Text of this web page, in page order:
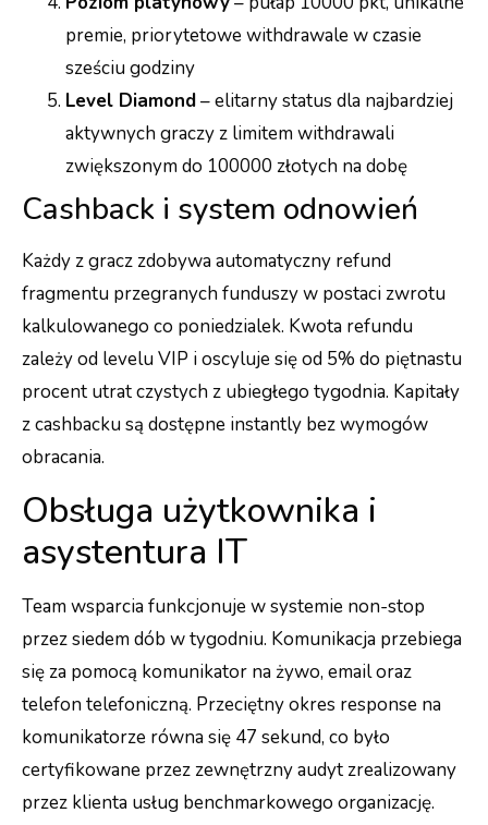
premie, priorytetowe withdrawale w czasie
sześciu godziny
Level Diamond– elitarny status dla najbardziej
aktywnych graczy z limitem withdrawali
zwiększonym do 100000 złotych na dobę
Cashback i system odnowień
Każdy z gracz zdobywa automatyczny refund
fragmentu przegranych funduszy w postaci zwrotu
kalkulowanego co poniedzialek. Kwota refundu
zależy od levelu VIP i oscyluje się od 5% do piętnastu
procent utrat czystych z ubiegłego tygodnia. Kapitały
z cashbacku są dostępne instantly bez wymogów
obracania.
Obsługa użytkownika i
asystentura IT
Team wsparcia funkcjonuje w systemie non-stop
przez siedem dób w tygodniu. Komunikacja przebiega
się za pomocą komunikator na żywo, email oraz
telefon telefoniczną. Przeciętny okres response na
komunikatorze równa się 47 sekund, co było
certyfikowane przez zewnętrzny audyt zrealizowany
przez klienta usług benchmarkowego organizację.